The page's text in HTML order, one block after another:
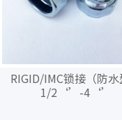
RIGID/IMC锁接（防水
1/2‘’-4‘’